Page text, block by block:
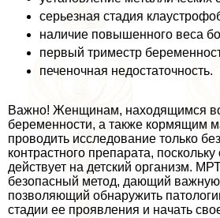
серьезная стадия
наличие повышенного веса
первый триместр
печеночная недостаточность.
Важно! Женщинам, находящимся
беременности, а также кормящим
проводить исследование только
контрастного препарата,
действует на детский организм.
безопасный метод, дающий
позволяющий обнаружить
стадии ее проявления и начать